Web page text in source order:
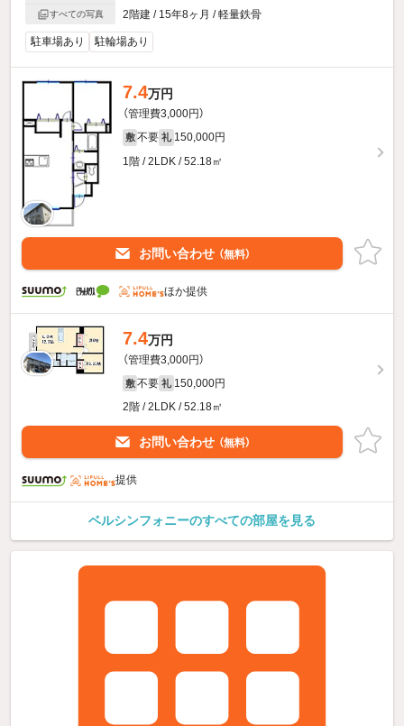
すべての写真
2階建 / 15年8ヶ月 / 軽量鉄骨
駐車場あり 駐輪場あり
7.4万円
（管理費3,000円）
敷 不要 礼 150,000円
1階 / 2LDK / 52.18㎡
お問い合わせ （無料）
ほか提供
7.4万円
（管理費3,000円）
敷 不要 礼 150,000円
2階 / 2LDK / 52.18㎡
お問い合わせ （無料）
提供
ベルシンフォニーのすべての部屋を見る